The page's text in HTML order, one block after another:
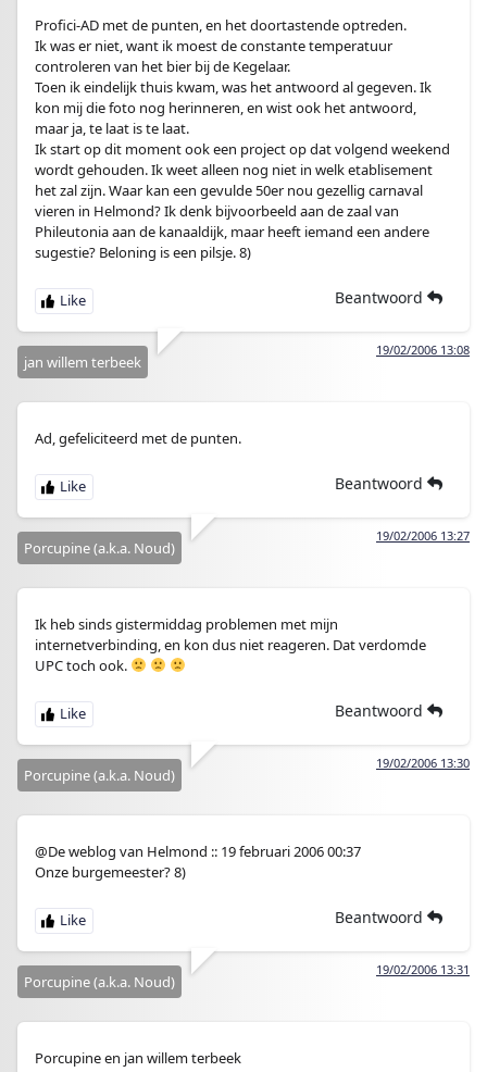
Profici-AD met de punten, en het doortastende optreden.
Ik was er niet, want ik moest de constante temperatuur
controleren van het bier bij de Kegelaar.
Toen ik eindelijk thuis kwam, was het antwoord al gegeven. Ik
kon mij die foto nog herinneren, en wist ook het antwoord,
maar ja, te laat is te laat.
Ik start op dit moment ook een project op dat volgend weekend
wordt gehouden. Ik weet alleen nog niet in welk etablisement
het zal zijn. Waar kan een gevulde 50er nou gezellig carnaval
vieren in Helmond? Ik denk bijvoorbeeld aan de zaal van
Phileutonia aan de kanaaldijk, maar heeft iemand een andere
sugestie? Beloning is een pilsje. 8)
Beantwoord
19/02/2006 13:08
jan willem terbeek
Ad, gefeliciteerd met de punten.
Beantwoord
19/02/2006 13:27
Porcupine (a.k.a. Noud)
Ik heb sinds gistermiddag problemen met mijn
internetverbinding, en kon dus niet reageren. Dat verdomde
UPC toch ook.
Beantwoord
19/02/2006 13:30
Porcupine (a.k.a. Noud)
@De weblog van Helmond :: 19 februari 2006 00:37
Onze burgemeester? 8)
Beantwoord
19/02/2006 13:31
Porcupine (a.k.a. Noud)
Porcupine en jan willem terbeek